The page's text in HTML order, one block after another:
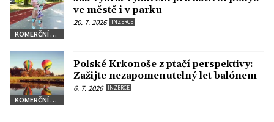
KOMERČNÍ SDĚLENÍ
ve městě i v parku
20. 7. 2026 INZERCE
KOMERČNÍ SDĚLENÍ
Polské Krkonoše z ptačí perspektivy:
Zažijte nezapomenutelný let balónem
6. 7. 2026 INZERCE